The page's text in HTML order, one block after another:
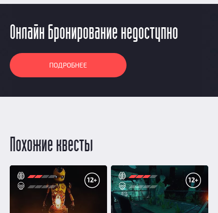
Онлайн бронирование недоступно
ПОДРОБНЕЕ
Похожие квесты
12+ 12+